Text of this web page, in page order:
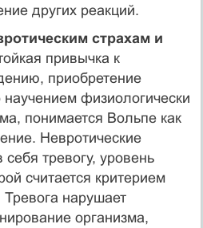
других реакций.
страхам и
привычка к
приобретение
физиологически
понимается Вольпе как
Невротические
тревогу, уровень
считается критерием
Тревога нарушает
организма,